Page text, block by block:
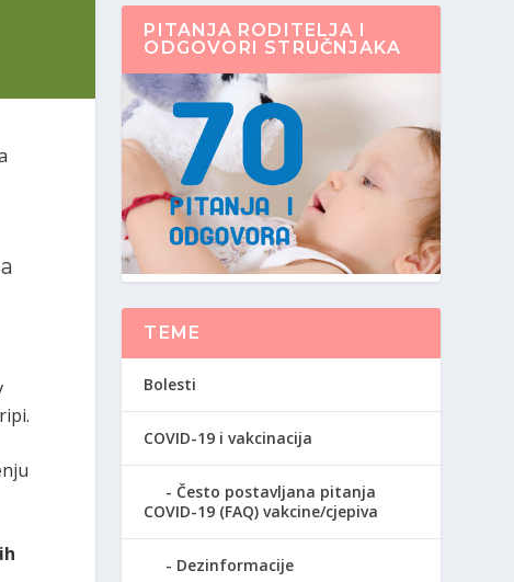
PITANJA RODITELJA I
ODGOVORI STRUČNJAKA
TEME
Bolesti
COVID-19 i vakcinacija
Često postavljana pitanja
COVID-19 (FAQ) vakcine/cjepiva
Dezinformacije